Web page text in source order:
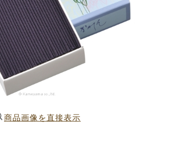
商品画像を直接表示